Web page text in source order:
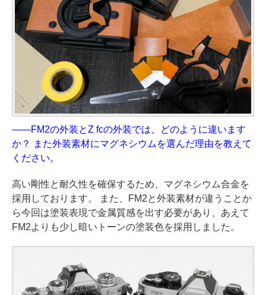
——FM2の外装とZ fcの外装では、どのように違います
か？ また外装素材にマグネシウムを選んだ理由を教えて
ください。
高い剛性と耐久性を確保するため、マグネシウム合金を
採用しております。 また、FM2と外装素材が違うことか
ら今回は塗装表現で金属質感を出す必要があり、あえて
FM2よりも少し暗いトーンの塗装色を採用しました。